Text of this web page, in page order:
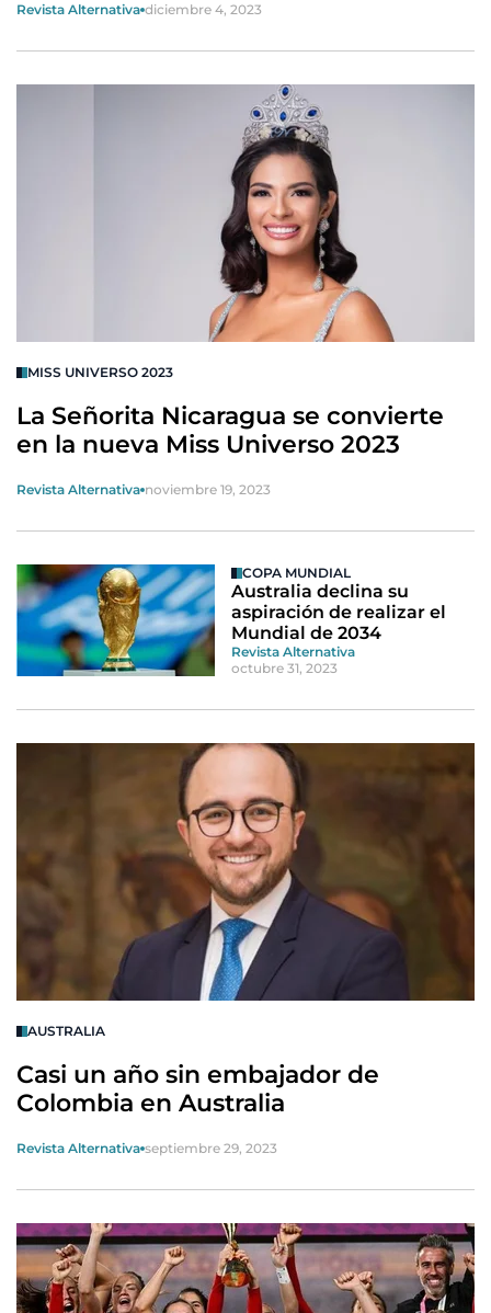
Revista Alternativa diciembre 4, 2023
MISS UNIVERSO 2023
La Señorita Nicaragua se convierte
en la nueva Miss Universo 2023
Revista Alternativa noviembre 19, 2023
COPA MUNDIAL
Australia declina su
aspiración de realizar el
Mundial de 2034
Revista Alternativa
octubre 31, 2023
AUSTRALIA
Casi un año sin embajador de
Colombia en Australia
Revista Alternativa septiembre 29, 2023